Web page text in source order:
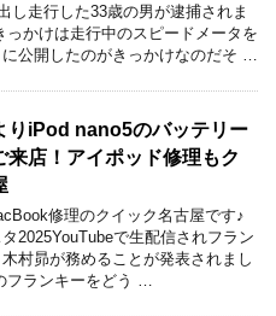
し走行した33歳の男が逮捕されま
っかけは走行中のスピードメータを
公開したのがきっかけなのだそ …
りiPod nano5のバッテリー
来店！アイポッド修理もク
修理のクイック名古屋です♪
2025YouTubeで生配信されフラン
村昴が務めることが発表されまし
フランキーをどう …